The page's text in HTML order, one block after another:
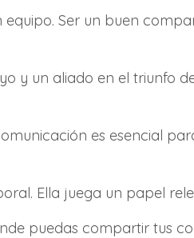
Ser un buen
y un aliado en el triunfo
es esencial
Ella juega un papel
puedas compartir tus